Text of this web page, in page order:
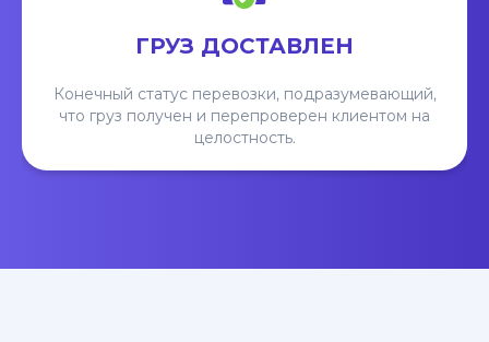
ГРУЗ ДОСТАВЛЕН
Конечный статус перевозки, подразумевающий,
что груз получен и перепроверен клиентом на
целостность.